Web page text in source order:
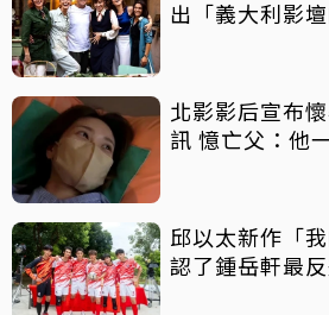
出「義大利影
北影影后宣布
訊 憶亡父：他
邱以太新作「
認了鍾岳軒最